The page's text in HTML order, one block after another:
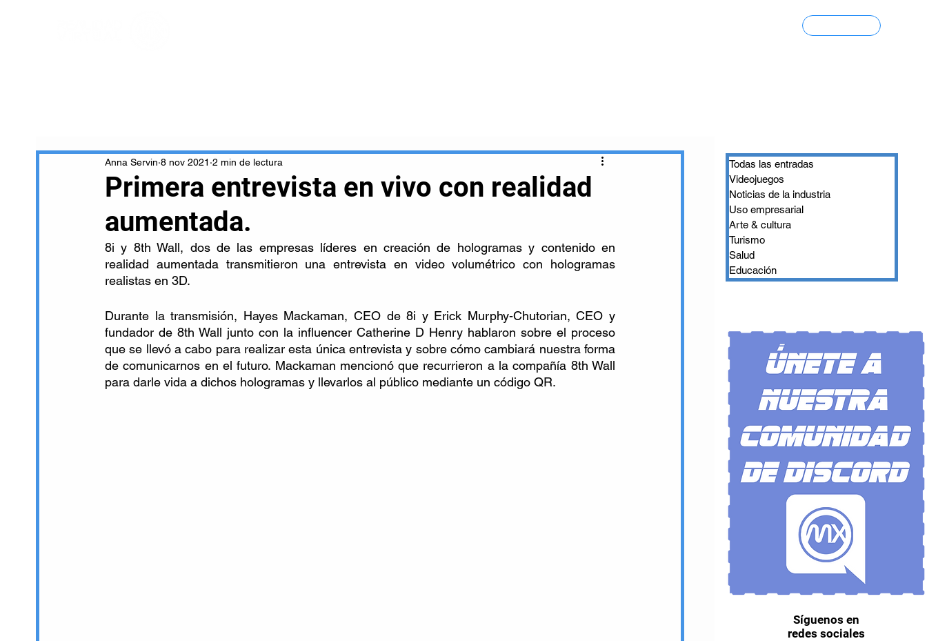
Primera entrevista en vivo con realidad
aumentada.
Anna Servin 8 nov 2021 2 min de lectura
8i y 8th Wall, dos de las empresas líderes en creación de hologramas y contenido en
realidad aumentada transmitieron una entrevista en video volumétrico con hologramas
realistas en 3D.
Durante la transmisión, Hayes Mackaman, CEO de 8i y Erick Murphy-Chutorian, CEO y
fundador de 8th Wall junto con la influencer Catherine D Henry hablaron sobre el proceso
que se llevó a cabo para realizar esta única entrevista y sobre cómo cambiará nuestra forma
de comunicarnos en el futuro. Mackaman mencionó que recurrieron a la compañía 8th Wall
para darle vida a dichos hologramas y llevarlos al público mediante un código QR.
Todas las entradas
Videojuegos
Noticias de la industria
Uso empresarial
Arte & cultura
Turismo
Salud
Educación
Síguenos en
redes sociales